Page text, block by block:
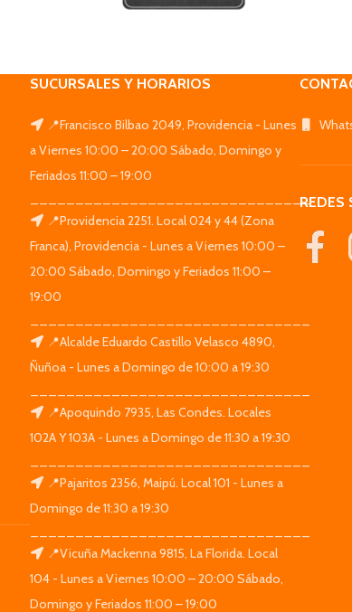
SUCURSALES Y HORARIOS
📍Francisco Bilbao 2049, Providencia - Lunes
a Viernes 10:00 – 20:00 Sábado, Domingo y
Feriados 11:00 – 19:00
_______________________________
📍Providencia 2251. Local 024 y 44 (Zona
Franca), Providencia - Lunes a Viernes 10:00 –
20:00 Sábado, Domingo y Feriados 11:00 –
19:00
📍Alcalde Eduardo Castillo Velasco 4890,
Ñuñoa - Lunes a Domingo de 10:00 a 19:30
📍Apoquindo 7935, Las Condes. Locales
102A Y 103A - Lunes a Domingo de 11:30 a 19:30
📍Pajaritos 2356, Maipú. Local 101 - Lunes a
Domingo de 11:30 a 19:30
📍Vicuña Mackenna 9815, La Florida. Local
104 - Lunes a Viernes 10:00 – 20:00 Sábado,
Domingo y Feriados 11:00 – 19:00
REDES